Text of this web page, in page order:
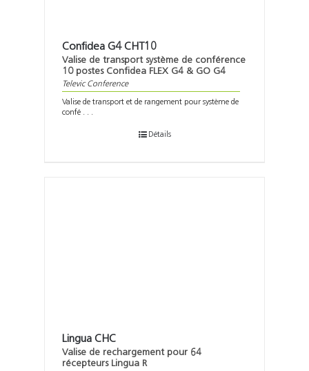
Confidea G4 CHT10
Valise de transport système de conférence
10 postes Confidea FLEX G4 & GO G4
Televic Conference
Valise de transport et de rangement pour système de
confé . . .
Détails
Lingua CHC
Valise de rechargement pour 64
récepteurs Lingua R